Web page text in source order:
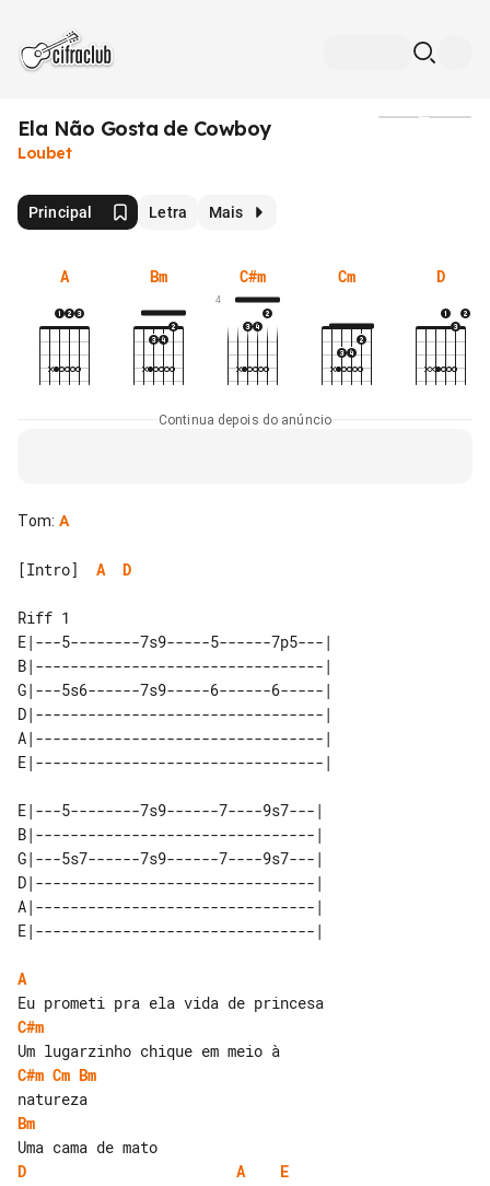
Ela Não Gosta de Cowboy
Loubet
Principal Letra Mais
A Bm C#m
4
Cm D
Continua depois do anúncio
Tom: A
[Intro] A D
Riff 1
E|---5--------7s9-----5------7p5---|
B|---------------------------------|
G|---5s6------7s9-----6------6-----|
D|---------------------------------|
A|---------------------------------|
E|---5--------7s9------7----9s7---|
B|--------------------------------|
G|---5s7------7s9------7----9s7---|
D|--------------------------------|
A|--------------------------------|
A
C#m
C#m Cm Bm
Bm
D
A
E